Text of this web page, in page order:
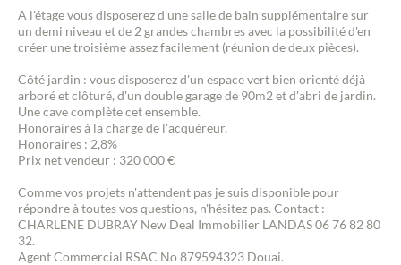
A l'étage vous disposerez d'une salle de bain supplémentaire sur
un demi niveau et de 2 grandes chambres avec la possibilité d'en
créer une troisième assez facilement (réunion de deux pièces).
Côté jardin : vous disposerez d'un espace vert bien orienté déjà
arboré et clôturé, d'un double garage de 90m2 et d'abri de jardin.
Une cave complète cet ensemble.
Honoraires à la charge de l'acquéreur.
Honoraires : 2,8%
Prix net vendeur : 320 000 €
Comme vos projets n'attendent pas je suis disponible pour
répondre à toutes vos questions, n'hésitez pas. Contact :
CHARLENE DUBRAY New Deal Immobilier LANDAS 06 76 82 80
32.
Agent Commercial RSAC No 879594323 Douai.